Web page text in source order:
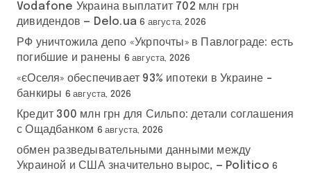
Vodafone Украина выплатит 702 млн грн
дивидендов — Delo.ua 6 августа, 2026
РФ уничтожила депо «Укрпочты» в Павлограде: есть
погибшие и ранены 6 августа, 2026
«єОселя» обеспечивает 93% ипотеки в Украине –
банкиры 6 августа, 2026
Кредит 300 млн грн для Сильпо: детали соглашения
с Ощадбанком 6 августа, 2026
обмен разведывательными данными между
Украиной и США значительно вырос, — Politico 6